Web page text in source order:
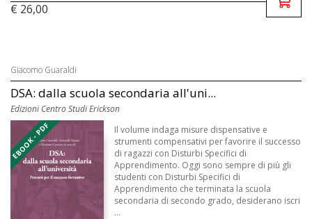
€ 26,00
Giacomo Guaraldi
DSA: dalla scuola secondaria all'uni...
Edizioni Centro Studi Erickson
EBOOK - PDF
Il volume indaga misure dispensative e
strumenti compensativi per favorire il successo
di ragazzi con Disturbi Specifici di
Apprendimento. Oggi sono sempre di più gli
studenti con Disturbi Specifici di
Apprendimento che terminata la scuola
secondaria di secondo grado, desiderano iscri
...